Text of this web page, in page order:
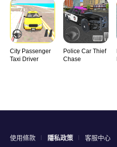
City Passenger
Taxi Driver
Police Car Thief
Chase
使用條款 隱私政策 客服中心